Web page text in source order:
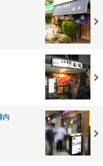
内